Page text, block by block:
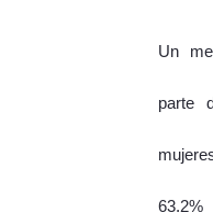
Un
parte